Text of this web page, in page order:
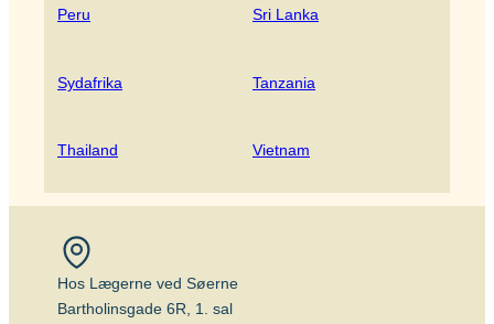
Peru Sri Lanka
Sydafrika Tanzania
Thailand Vietnam
Hos Lægerne ved Søerne
Bartholinsgade 6R, 1. sal